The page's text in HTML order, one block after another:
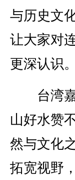
与历史文
让大家对
更深认识。
台湾嘉
山好水赞
然与文化
拓宽视野